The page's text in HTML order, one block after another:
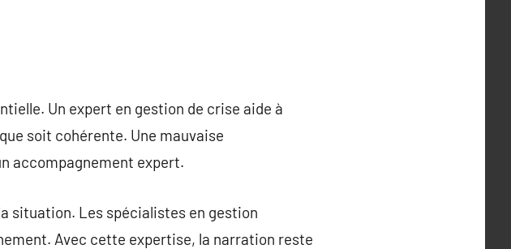
Un expert en gestion de crise aide à
soit cohérente. Une mauvaise
accompagnement expert.
situation. Les spécialistes en gestion
Avec cette expertise, la narration reste